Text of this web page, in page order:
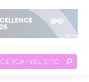
CERCA NEL SITO